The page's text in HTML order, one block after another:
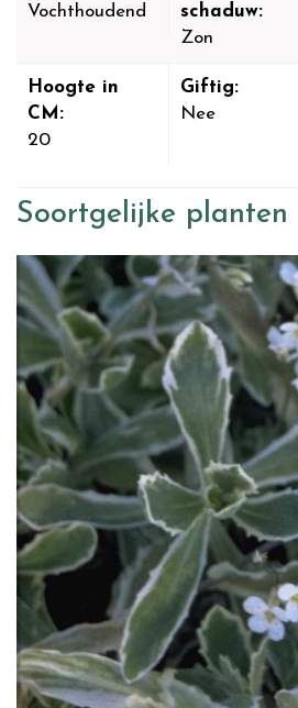
Vochthoudend
schaduw:
Zon
Hoogte in
CM:
20
Giftig:
Nee
Soortgelijke planten